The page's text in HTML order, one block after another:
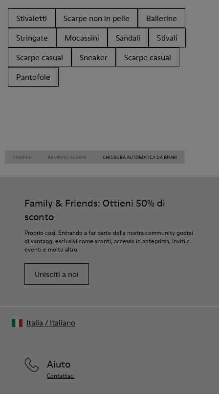
Stivaletti Scarpe non in pelle
Ballerine
Stringate
Mocassini Sandali
Stivali
Scarpe casual
Sneaker
Scarpe casual
Pantofole
CAMPER BAMBINO SCARPE CHIUSURA AUTOMATICA DA BIMBI
Family & Friends: Ottieni 50% di
sconto
Proprio così. Entrando a far parte della nostra community godrai
di vantaggi esclusivi come sconti, accesso in anteprima, inviti a
eventi e molto altro.
Unisciti a noi
Aiuto
Contattaci
Italia / Italiano